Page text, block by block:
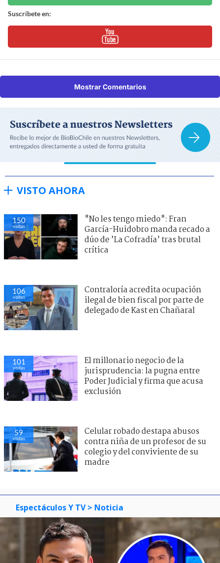
Suscríbete en:
Mostrar Comentarios
VISTO AHORA
150
visitas
"No les tengo miedo": Fran
García-Huidobro manda recado a
dúo de ’La Cofradía’ tras brutal
crítica
106
visitas
Contraloría acredita ocupación
ilegal de bien fiscal por parte de
delegado de Kast en Chañaral
101
visitas
El millonario negocio de la
jurisprudencia: la pugna entre
Poder Judicial y firma que acusa
exclusión
59
visitas
Celular robado destapa abusos
contra niña de un profesor de su
colegio y del conviviente de su
madre
Espectáculos Y TV > Noticia